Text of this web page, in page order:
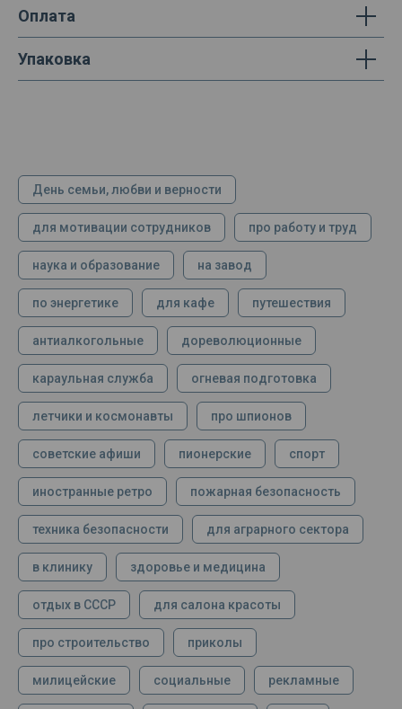
Оплата
Упаковка
День семьи, любви и верности
для мотивации сотрудников про работу и труд
наука и образование на завод
по энергетике для кафе путешествия
антиалкогольные дореволюционные
караульная служба огневая подготовка
летчики и космонавты про шпионов
советские афиши пионерские спорт
иностранные ретро пожарная безопасность
техника безопасности для аграрного сектора
в клинику здоровье и медицина
отдых в СССР для салона красоты
про строительство приколы
милицейские социальные рекламные